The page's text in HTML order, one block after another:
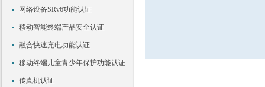
网络设备SRv6功能认证
移动智能终端产品安全认证
融合快速充电功能认证
移动终端儿童青少年保护功能认证
传真机认证